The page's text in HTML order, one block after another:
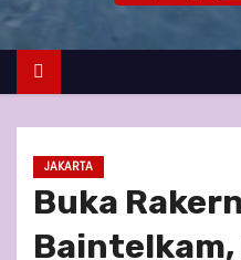
JAKARTA
Buka